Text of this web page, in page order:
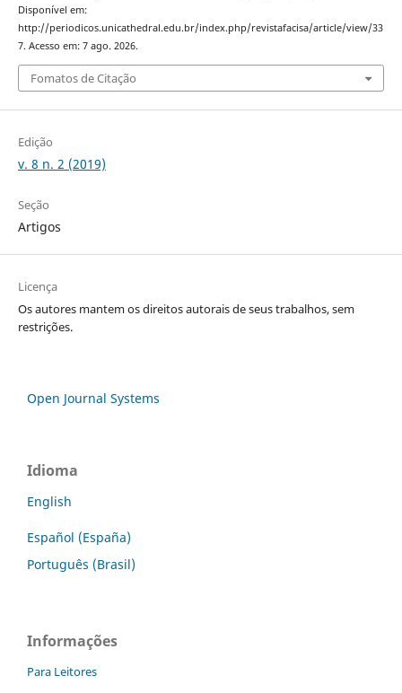
Disponível em:
http://periodicos.unicathedral.edu.br/index.php/revistafacisa/article/view/33
7. Acesso em: 7 ago. 2026.
Fomatos de Citação
Edição
v. 8 n. 2 (2019)
Seção
Artigos
Licença
Os autores mantem os direitos autorais de seus trabalhos, sem
restrições.
Open Journal Systems
Idioma
English
Español (España)
Português (Brasil)
Informações
Para Leitores